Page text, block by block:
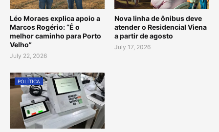
Léo Moraes explica apoio a
Marcos Rogério: “É o
melhor caminho para Porto
Velho”
July 22, 2026
Nova linha de ônibus deve
atender o Residencial Viena
a partir de agosto
July 17, 2026
POLÍTICA